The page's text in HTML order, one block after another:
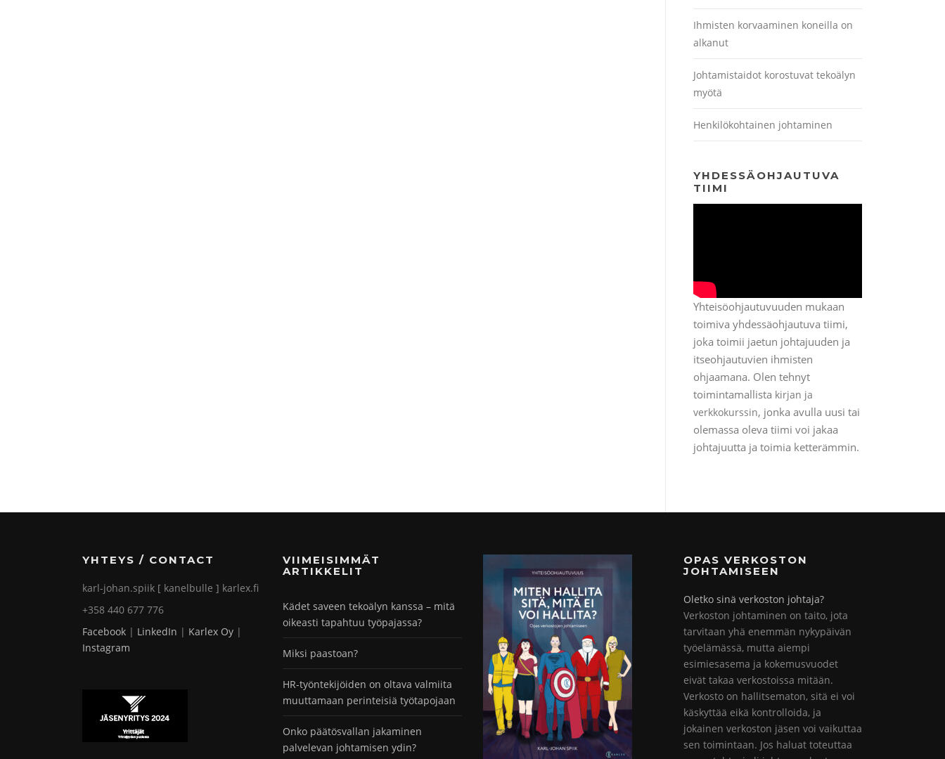
Ihmisten korvaaminen koneilla on
alkanut
Johtamistaidot korostuvat tekoälyn
myötä
Henkilökohtainen johtaminen
YHDESSÄOHJAUTUVA
TIIMI
Yhteisöohjautuvuuden mukaan
toimiva yhdessäohjautuva tiimi,
joka toimii jaetun johtajuuden ja
itseohjautuvien ihmisten
ohjaamana. Olen tehnyt
toimintamallista kirjan ja
verkkokurssin, jonka avulla uusi tai
olemassa oleva tiimi voi jakaa
johtajuutta ja toimia ketterämmin.
YHTEYS / CONTACT
karl-johan.spiik [ kanelbulle ] karlex.fi
+358 440 677 776
Facebook | LinkedIn | Karlex Oy |
Instagram
VIIMEISIMMÄT
ARTIKKELIT
Kädet saveen tekoälyn kanssa – mitä
oikeasti tapahtuu työpajassa?
Miksi paastoan?
HR-työntekijöiden on oltava valmiita
muuttamaan perinteisiä työtapojaan
Onko päätösvallan jakaminen
palvelevan johtamisen ydin?
OPAS VERKOSTON
JOHTAMISEEN
Oletko sinä verkoston johtaja?
Verkoston johtaminen on taito, jota
tarvitaan yhä enemmän nykypäivän
työelämässä, mutta aiempi
esimiesasema ja kokemusvuodet
eivät takaa verkostoissa mitään.
Verkosto on hallitsematon, sitä ei voi
käskyttää eikä kontrolloida, ja
jokainen verkoston jäsen voi vaikuttaa
sen toimintaan. Jos haluat toteuttaa